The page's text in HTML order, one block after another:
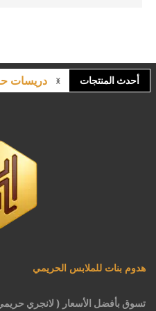
أحدث المنتجات
دريسات
لانجري
هدوم بنات للملابس الحريمي
تسوق بأفضل الأسعار ( لانجري